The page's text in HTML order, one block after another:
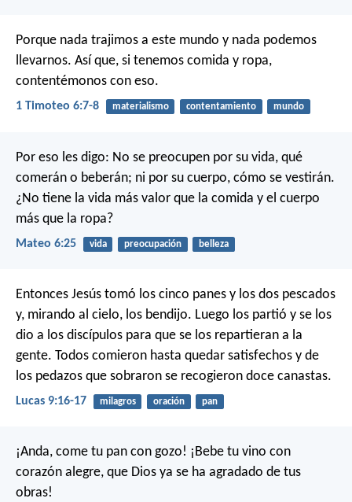
Porque nada trajimos a este mundo y nada podemos
llevarnos. Así que, si tenemos comida y ropa,
contentémonos con eso.
1 Timoteo 6:7-8 materialismo contentamiento mundo
Por eso les digo: No se preocupen por su vida, qué
comerán o beberán; ni por su cuerpo, cómo se vestirán.
¿No tiene la vida más valor que la comida y el cuerpo
más que la ropa?
Mateo 6:25 vida preocupación belleza
Entonces Jesús tomó los cinco panes y los dos pescados
y, mirando al cielo, los bendijo. Luego los partió y se los
dio a los discípulos para que se los repartieran a la
gente. Todos comieron hasta quedar satisfechos y de
los pedazos que sobraron se recogieron doce canastas.
Lucas 9:16-17 milagros oración pan
¡Anda, come tu pan con gozo! ¡Bebe tu vino con
corazón alegre, que Dios ya se ha agradado de tus
obras!